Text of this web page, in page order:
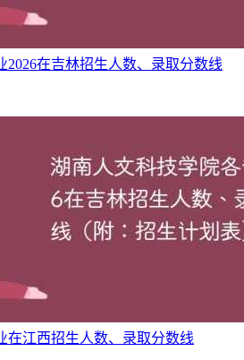
软件工程
苏 食品科学与工程 4
术
8
达学院2025年在江苏本科批历史组招
播电视编导2人、财务管理12人、影
招生地区 招生专业
计划人数
2026在吉林招生人数、录取分数线
在江西招生人数、录取分数线